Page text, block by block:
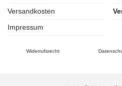
Versandkosten
Impressum
Widerrufsrecht